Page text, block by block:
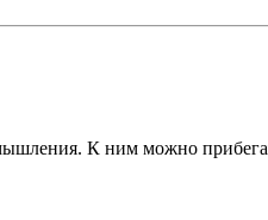
К ним можно